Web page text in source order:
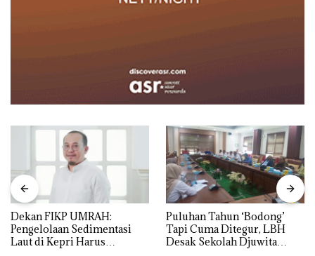
Dekan FIKP UMRAH:
Pengelolaan Sedimentasi
Laut di Kepri Harus
Puluhan Tahun ‘Bodong’
Tapi Cuma Ditegur, LBH
Desak Sekolah Djuwita